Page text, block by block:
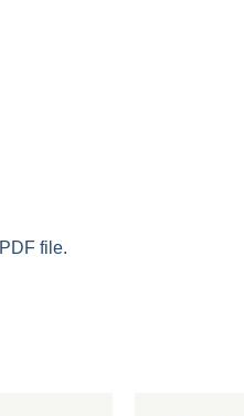
file.